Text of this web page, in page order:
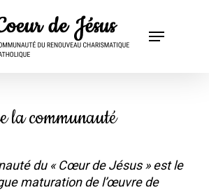
la communauté
du « Cœur de Jésus » est le
maturation de l’œuvre de